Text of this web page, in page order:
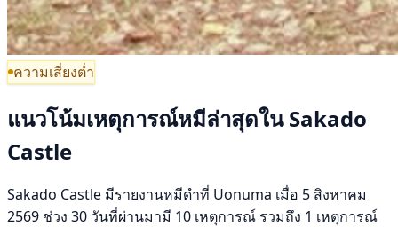
ความเสี่ยงต่ำ
แนวโน้มเหตุการณ์หมีล่าสุดใน Sakado
Castle
Sakado Castle มีรายงานหมีดำที่ Uonuma เมื่อ 5 สิงหาคม
2569 ช่วง 30 วันที่ผ่านมามี 10 เหตุการณ์ รวมถึง 1 เหตุการณ์